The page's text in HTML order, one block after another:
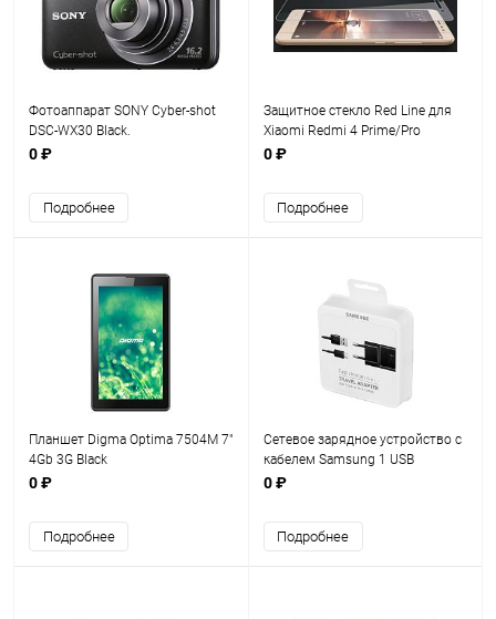
Фотоаппарат SONY Cyber-shot
DSC-WX30 Black.
0 ₽
Подробнее
Защитное стекло Red Line для
Xiaomi Redmi 4 Prime/Pro
0 ₽
Подробнее
Планшет Digma Optima 7504M 7"
4Gb 3G Black
0 ₽
Подробнее
Сетевое зарядное устройство с
кабелем Samsung 1 USB
2A+кабель Type C+быстрая зар.
0 ₽
Подробнее